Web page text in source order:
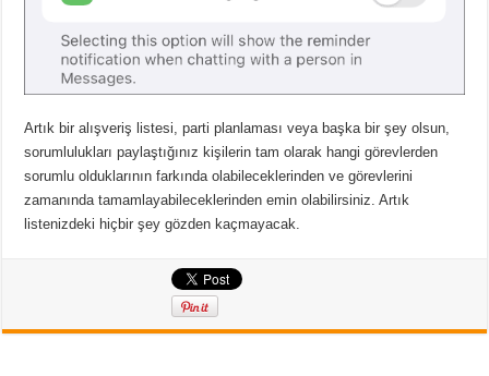
Artık bir alışveriş listesi, parti planlaması veya başka bir şey olsun,
sorumlulukları paylaştığınız kişilerin tam olarak hangi görevlerden
sorumlu olduklarının farkında olabileceklerinden ve görevlerini
zamanında tamamlayabileceklerinden emin olabilirsiniz. Artık
listenizdeki hiçbir şey gözden kaçmayacak.